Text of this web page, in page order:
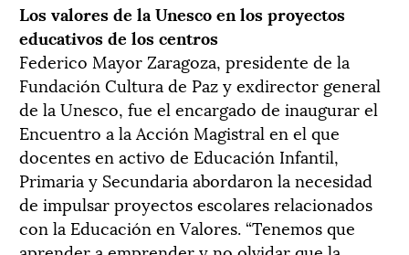
Los valores de la Unesco en los proyectos
educativos de los centros
Federico Mayor Zaragoza, presidente de la
Fundación Cultura de Paz y exdirector general
de la Unesco, fue el encargado de inaugurar el
Encuentro a la Acción Magistral en el que
docentes en activo de Educación Infantil,
Primaria y Secundaria abordaron la necesidad
de impulsar proyectos escolares relacionados
con la Educación en Valores. “Tenemos que